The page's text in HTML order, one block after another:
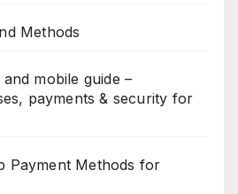
Methods
mobile guide –
payments & security for
Payment Methods for